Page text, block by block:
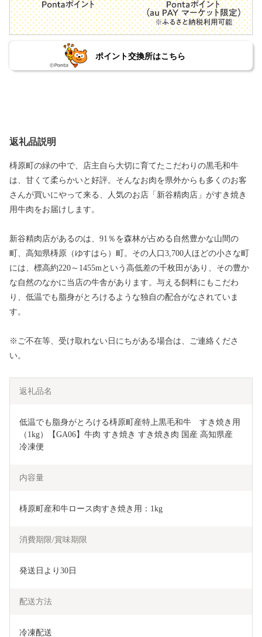
ポイント交換所はこちら
返礼品説明
梼原町の緑の中で、店主自ら大切に育てたこだわりの黒毛和牛
は、甘くて柔らかいと好評。そんなお肉を県外からも多くのお客
さんが買いにやって来る、人気のお店「新谷精肉店」がすき焼き
用牛肉をお届けします。
新谷精肉店があるのは、91％を森林が占める自然豊かな山間の
町、高知県梼原（ゆすはら）町。その人口3,700人ほどの小さな町
には、標高約220～1455mという高低差の千枚田があり、その豊か
な自然のなかに当店の牛舎があります。与える飼料にもこだわ
り、低温でも脂身がとろけるような独自の配合がなされていま
す。
※ご不在等、受け取れない日にちがある場合は、ご連絡くださ
い。
返礼品名
低温でも脂身がとろける梼原町産特上黒毛和牛　すき焼き用
（1kg）【GA06】牛肉 すき焼き すき焼き肉 国産 高知県産
冷凍便
内容量
梼原町産和牛ロース肉すき焼き用：1kg
消費期限/賞味期限
発送日より30日
配送方法
冷凍配送